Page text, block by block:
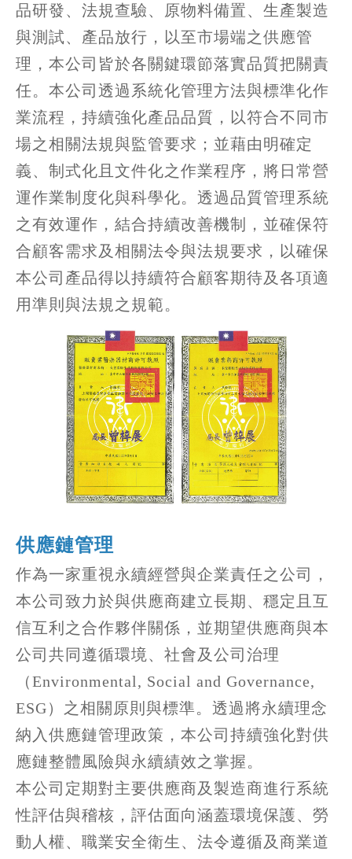
品研發、法規查驗、原物料備置、生產製造
與測試、產品放行，以至市場端之供應管
理，本公司皆於各關鍵環節落實品質把關責
任。本公司透過系統化管理方法與標準化作
業流程，持續強化產品品質，以符合不同市
場之相關法規與監管要求；並藉由明確定
義、制式化且文件化之作業程序，將日常營
運作業制度化與科學化。透過品質管理系統
之有效運作，結合持續改善機制，並確保符
合顧客需求及相關法令與法規要求，以確保
本公司產品得以持續符合顧客期待及各項適
用準則與法規之規範。
供應鏈管理
作為一家重視永續經營與企業責任之公司，
本公司致力於與供應商建立長期、穩定且互
信互利之合作夥伴關係，並期望供應商與本
公司共同遵循環境、社會及公司治理
（Environmental, Social and Governance,
ESG）之相關原則與標準。透過將永續理念
納入供應鏈管理政策，本公司持續強化對供
應鏈整體風險與永續績效之掌握。
本公司定期對主要供應商及製造商進行系統
性評估與稽核，評估面向涵蓋環境保護、勞
動人權、職業安全衛生、法令遵循及商業道
隱私權保護政策 Privacy
繁中 EN